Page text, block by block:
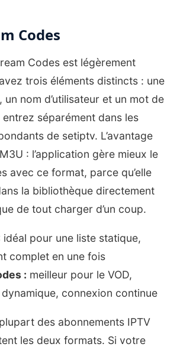
Codes
Codes est légèrement
trois éléments distincts : une
un nom d’utilisateur et un mot de
entrez séparément dans les
de setiptv. L’avantage
: l’application gère mieux le
avec ce format, parce qu’elle
la bibliothèque directement
de tout charger d’un coup.
idéal pour une liste statique,
complet en une fois
: meilleur pour le VOD,
connexion continue
des abonnements IPTV
les deux formats. Si votre